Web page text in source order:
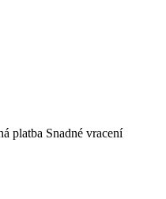
platba Snadné vracení